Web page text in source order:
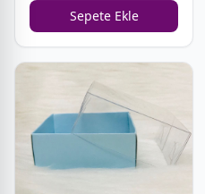
Sepete Ekle